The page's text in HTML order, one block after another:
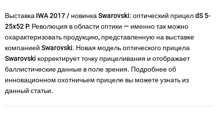
Выставка IWA 2017 / новинка Swarovski: оптический прицел dS 5-
25x52 P. Революция в области оптики — именно так можно
охарактеризовать продукцию, представленную на выставке
компанией Swarovski. Новая модель оптического прицела
Swarovski корректирует точку прицеливания и отображает
баллистические данные в поле зрения. Подробнее об
инновационном охотничьем прицеле вы можете узнать из
данный статьи.